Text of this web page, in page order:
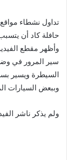
تداول نشطاء
حافلة كاد أن
وأظهر مقطع
سير المرور في
السيطرة ويسير
وببعض السيارات
ولم يذكر ناشر